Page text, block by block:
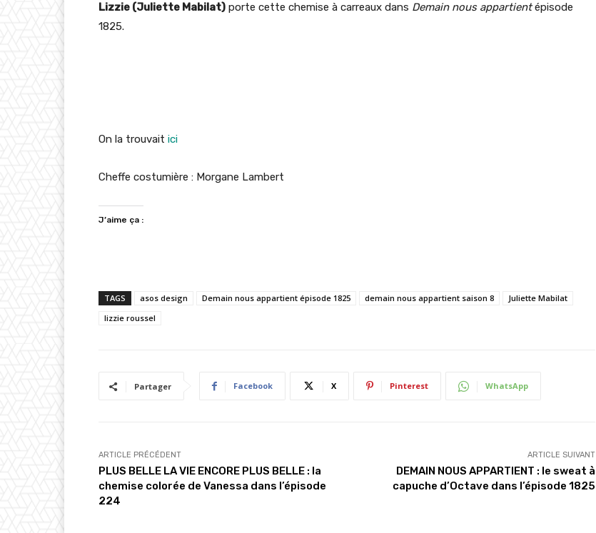
Lizzie (Juliette Mabilat) porte cette chemise à carreaux dans Demain nous appartientépisode
1825.
On la trouvait ici
Cheffe costumière : Morgane Lambert
J’aime ça :
TAGS asos design Demain nous appartient épisode 1825 demain nous appartient saison 8
Juliette Mabilat
lizzie roussel
Partager Facebook X Pinterest WhatsApp
ARTICLE PRÉCÉDENT
PLUS BELLE LA VIE ENCORE PLUS BELLE : la
chemise colorée de Vanessa dans l’épisode
224
ARTICLE SUIVANT
DEMAIN NOUS APPARTIENT : le sweat à
capuche d’Octave dans l’épisode 1825